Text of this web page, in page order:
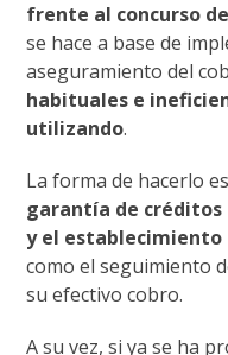
frente al concurso
se hace a base de
aseguramiento del
habituales e
utilizando.
La forma de hacerlo
garantía de
y el establecimiento
como el seguimiento
su efectivo cobro.
A su vez, si ya se ha